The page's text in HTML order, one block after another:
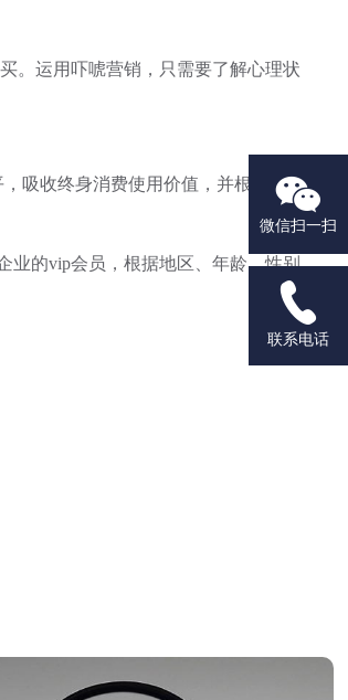
运用吓唬营销，只需要了解心理状
吸收终身消费使用价值，并根据客户推
的vip会员，根据地区、年龄、性别、

微信扫一扫

联系电话